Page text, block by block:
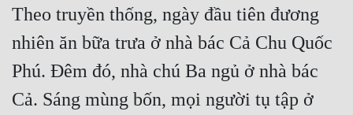
Cạnh Kỹ
Theo truyền thống, ngày đầu tiên đương
nhiên ăn bữa trưa ở nhà bác Cả Chu Quốc
Phú. Đêm đó, nhà chú Ba ngủ ở nhà bác
Cả. Sáng mùng bốn, mọi người tụ tập ở